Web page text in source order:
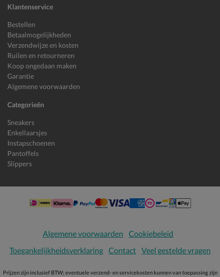
Klantenservice
Bestellen
Betaalmogelijkheden
Verzendwijze en kosten
Ruilen en retourneren
Koop ongedaan maken
Garantie
Algemene voorwaarden
Categorieën
Sneakers
Enkellaarsjes
Instapschoenen
Pantoffels
Slippers
Algemene voorwaarden
Cookiebeleid
Toegankelijkheidsverklaring Contact Veel gestelde vragen
Prijzen zijn inclusief BTW; eventuele verzend- en servicekosten kunnen van toepassing zijn